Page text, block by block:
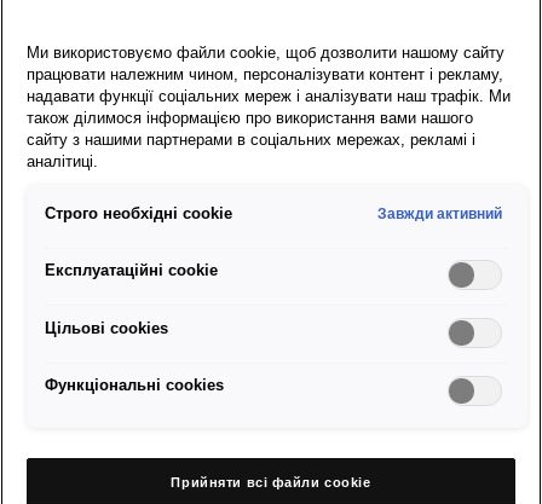
Дізнайтеся більше про ваш SEAT Leon. Крім загального огляду
автомобіля, у електронному посібнику ви знайдете корисну
інформацію для водія про контрольні індикатори, панель
приладів, а також інформацію про міжсервісні інтервали й
важливі функції систем допомоги водієві. Для перевезення лиж
встановлення багажника на даху.
А в посібнику з мультимедійної системи ви зможете завантажити
Електронний посібник користувача SEAT Leon — ваше джерело
Ми використовуємо файли cookie, щоб дозволити нашому сайту
працювати належним чином, персоналізувати контент і рекламу,
надавати функції соціальних мереж і аналізувати наш трафік. Ми
також ділимося інформацією про використання вами нашого
сайту з нашими партнерами в соціальних мережах, рекламі і
аналітиці.
Строго необхідні cookie Завжди активний
Експлуатаційні cookie
Цільові сookies
Функціональні cookies
Прийняти всі файли сookie